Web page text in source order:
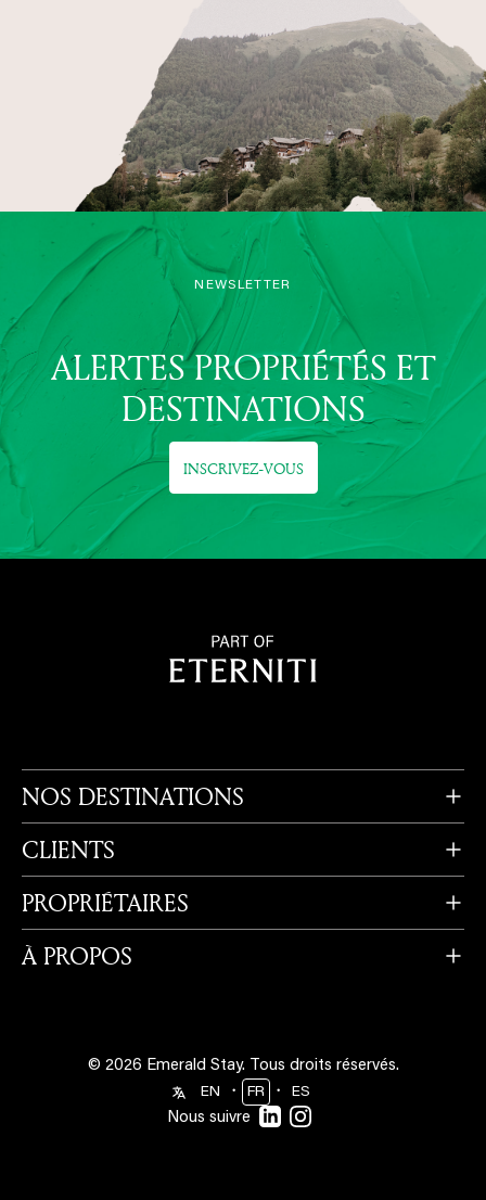
NEWSLETTER
ALERTES PROPRIÉTÉS ET
DESTINATIONS
INSCRIVEZ-VOUS
NOS DESTINATIONS
CLIENTS
PROPRIÉTAIRES
À PROPOS
© 2026 Emerald Stay. Tous droits réservés.
EN ・ FR ・ ES
Nous suivre